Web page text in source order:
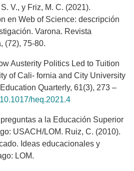
V., y Friz, M. C. (2021).
en Web of Science: descripción
Varona. Revista
(72), 75-80.
Austerity Politics Led to Tuition
of Cali- fornia and City University
Quarterly, 61(3), 273 –
heq.2021.4
a la Educación Superior
USACH/LOM. Ruiz, C. (2010).
Ideas educacionales y
LOM.